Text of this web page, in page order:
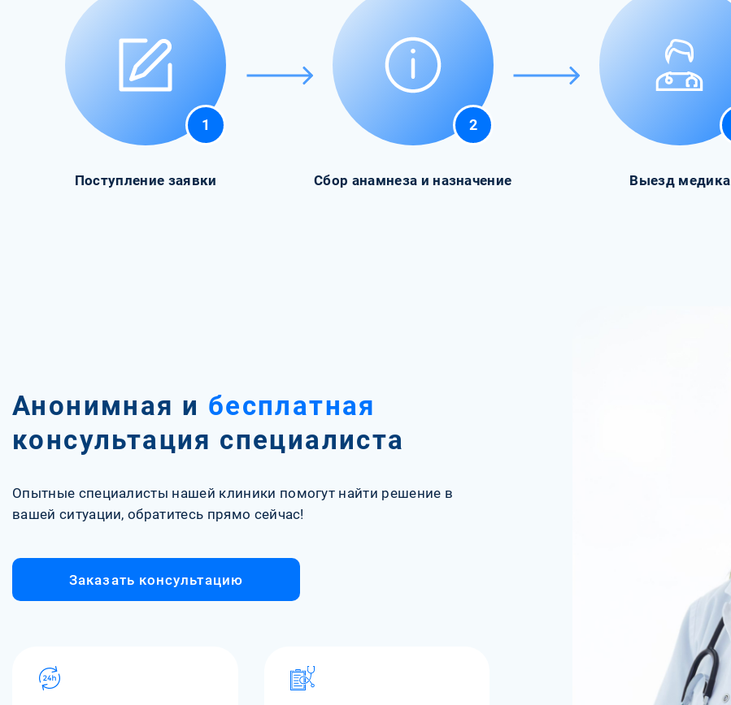
1
Поступление заявки
2
Сбор анамнеза и назначение Выезд медика
Анонимная и бесплатная
консультация специалиста
Опытные специалисты нашей клиники помогут найти решение в
вашей ситуации, обратитесь прямо сейчас!
Заказать консультацию